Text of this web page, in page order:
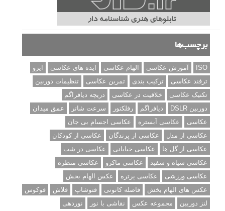
برچسب‌ها
ISO آموزش عکاسی الهام عکاسی ایده های عکاسی
ایزو
ترفند عکاسی
ترکیب بندی تمرین عکاسی
تنظیمات دوربین
تکنیک عکاسی
خلاقیت در عکاسی
دریچه دیافراگم
دوربین DSLR
دیافراگم رفلکتور سرعت شاتر
عمق میدان
عکاسی
عکاسی آبستره
عکاسی اجسام بی جان
عکاسی از مدل
عکاسی از پرندگان
عکاسی از کودکان
عکاسی از گل ها
عکاسی خیابانی
عکاسی در شب
عکاسی سیاه و سفید
عکاسی ماکرو
عکاسی منظره
عکاسی ورزشی
عکاسی پرتره
عکس الهام بخش
عکس های الهام بخش
فاصله کانونی فتوشاپ فلاش
فوکوس
لنز دوربین
مجموعه عکس نقاشی با نور
نوردهی